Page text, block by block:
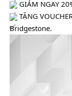
GIẢM NGAY
TẶNG
Bridgestone.